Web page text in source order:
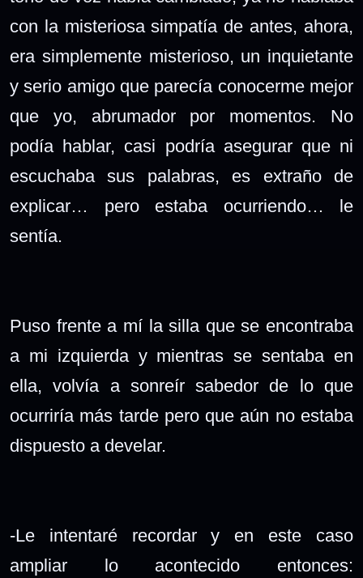
con la misteriosa simpatía de antes, ahora,
era simplemente misterioso, un inquietante
y serio amigo que parecía conocerme mejor
que yo, abrumador por momentos. No
podía hablar, casi podría asegurar que ni
escuchaba sus palabras, es extraño de
explicar… pero estaba ocurriendo… le
sentía.
Puso frente a mí la silla que se encontraba
a mi izquierda y mientras se sentaba en
ella, volvía a sonreír sabedor de lo que
ocurriría más tarde pero que aún no estaba
dispuesto a develar.
-Le intentaré recordar y en este caso
ampliar lo acontecido entonces: